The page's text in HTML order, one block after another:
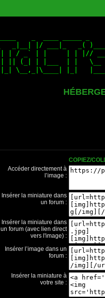
COPIEZ/
Accéder directement à
l’image :
Insérer la miniature dans
un forum :
Insérer la miniature dans
un forum (avec lien direct
vers l'image) :
Insérer l’image dans un
forum :
Insérer la miniature à
votre site :